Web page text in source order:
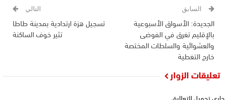
السابق
الجديدة: الأسواق الأسبوعية
بالإقليم تغرق في الفوضى
والعشوائية والسلطات المختصة
خارج التغطية
التالي
تسجيل هزة ارتدادية بمدينة طاطا
تثير خوف الساكنة
تعليقات الزوار